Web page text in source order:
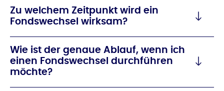
Zu welchem Zeitpunkt wird ein
Fondswechsel wirksam?
Wie ist der genaue Ablauf, wenn ich
einen Fondswechsel durchführen
möchte?